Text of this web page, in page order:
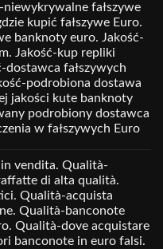
niewykrywalne fałszywe
kupić fałszywe Euro.
banknoty euro. Jakość-
Jakość-kup repliki
dostawca fałszywych
podrobiona dostawa
jakości kute banknoty
podrobiony dostawca
w fałszywych Euro
vendita. Qualità-
di alta qualità.
Qualità-acquista
Qualità-banconote
Qualità-dove acquistare
banconote in euro falsi.